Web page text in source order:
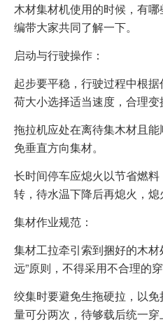
木材集材机使用的时候，有
编带大家共同了解一下。
启动与行驶操作：
起步要平稳，行驶过程中根
荷大小选择适当速度，合理变
拖拉机应处在离待集木材且
免垂直方向集材。
长时间停车应熄火以节省燃
转，待水温下降后再熄火，熄
集材作业规范：
集材工拉牵引索到捆好的木
远”原则，不得采用不合理的穿
绞集时要避免生拖硬拉，以
量可分两次，待够载后统一穿